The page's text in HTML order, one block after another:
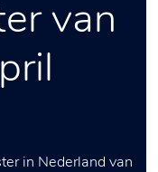
van
in Nederland van